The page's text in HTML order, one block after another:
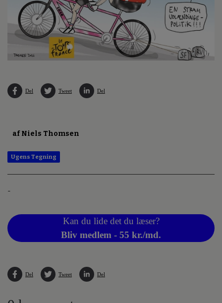
Del Tweet Del
af Niels Thomsen
Ugens Tegning
-
Kan du lide det du læser?
Bliv medlem - 55 kr./md.
Del Tweet Del